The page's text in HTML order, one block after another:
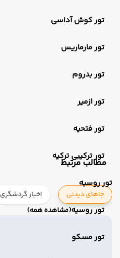
تور کوش آداسی
تور مارماریس
تور بدروم
تور ازمیر
تور فتحیه
تور ترکیبی ترکیه
تور روسیه
تور روسیه(مشاهده همه)
تور مسکو
مطالب مرتبط
جاهای دیدنی اخبار گردشگری